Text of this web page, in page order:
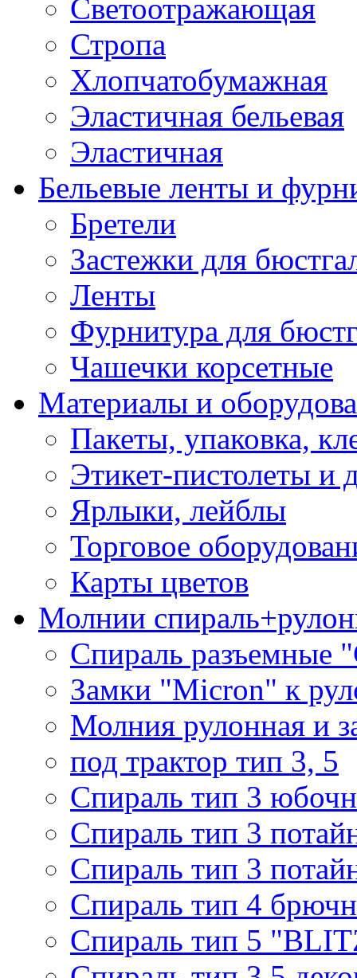
Светоотражающая
Стропа
Хлопчатобумажная
Эластичная бельевая
Эластичная
Бельевые ленты и
Бретели
Застежки для
Ленты
Фурнитура для
Чашечки корсетные
Материалы и
Пакеты, упаковка,
Этикет-пистолеты и
Ярлыки, лейблы
Торговое
Карты цветов
Молнии
Спираль разъемные
Замки "Micron" к
Молния рулонная и
под трактор тип 3, 5
Спираль тип 3
Спираль тип 3
Спираль тип 3
Спираль тип 4
Спираль тип 5